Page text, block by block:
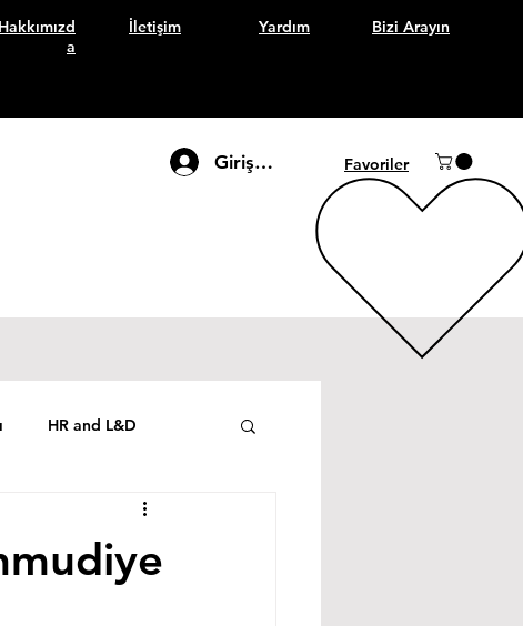
Hakkımızd
a
İletişim Yardım Bizi Arayın
Giriş Yap Favoriler
HR and L&D